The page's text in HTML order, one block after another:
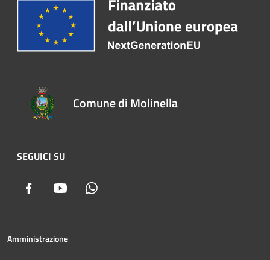
Comune di Molinella
SEGUICI SU
Facebook Youtube
Amministrazione